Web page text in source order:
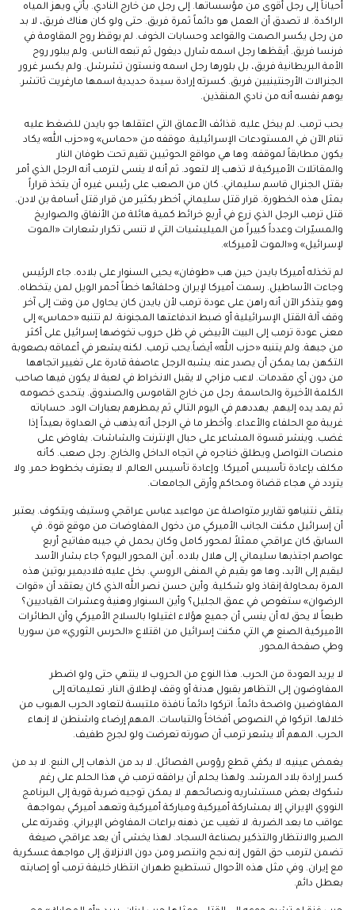
أحياناً إلى رجل أقوى من مؤسساتها. إلى رجل من خارج النادي. يأتي ويهز المياه
الراكدة. لا تصدق أن العمل هو دائماً ثمرة فريق. حتى ولو كان هناك فريق، لا بد
من رجل يكسر الصمت والقواعد وحسابات الخوف. لم يوقظ روح المقاومة في
فرنسا فريق. أيقظها رجل اسمه شارل ديغول ثم تبعه الناس. ولم يبلور روح
الأمة البريطانية فريق، بل بلورها رجل اسمه ونستون تشرشل. ولم يكسر غرور
الجنرالات الأرجنتينيين فريق. كسرته إرادة سيدة حديدية اسمها مارغريت ثاتشر.
يوهم نفسه أنه من نادي المنقذين.
يحب ترمب. لم يبخل عليه. قذائف الأعماق التي اعتقلها جو بايدن للضغط عليه
تنام الآن في المستودعات الإسرائيلية. موقفه من «حماس» و«حزب الله» يكاد
يكون مطابقاً لموقفه. وها هي مواقع الحوثيين تقيم تحت طوفان النار
والمقاتلات الأميركية لا تذهب إلا لتعود. ثم أنه لا ينسى لترمب أنه الرجل الذي أمر
بقتل الجنرال قاسم سليماني. كان من الصعب على رئيس غيره أن يتخذ قراراً
بمثل هذه الخطورة. قرار قتل سليماني أخطر بكثير من قرار قتل أسامة بن لادن.
قتل ترمب الرجل الذي زرع في أربع خرائط كمية هائلة من الأنفاق والصواريخ
والمسيّرات وعدداً كبيراً من الميليشيات التي لا تنسى تكرار شعارات «الموت
لإسرائيل» و«الموت لأميركا».
لم تخذله أميركا بايدن حين هب «طوفان» يحيى السنوار على بلاده. جاء الرئيس
وجاءت الأساطيل. رسمت أميركا لإيران وحلفائها خطاً أحمر الويل لمن يتخطاه.
وهو يتذكر الآن أنه راهن على عودة ترمب لأن بايدن كان يحاول من وقت إلى آخر
وقف آلة القتل الإسرائيلية أو ضبط اندفاعتها المجنونة. لم تتنبه «حماس» إلى
معنى عودة ترمب إلى البيت الأبيض في ظل حروب تخوضها إسرائيل على أكثر
من جبهة. ولم يتنبه «حزب الله» أيضاً.يحب ترمب. لكنه يشعر في أعماقه بصعوبة
التكهن بما يمكن أن يصدر عنه. يشبه الرجل عاصفة قادرة على تغيير اتجاهها
من دون أي مقدمات. لاعب مزاجي لا يقبل الانخراط في لعبة لا يكون فيها صاحب
الكلمة الأخيرة والحاسمة. رجل من خارج القاموس والصندوق. يتحدى خصومه
ثم يمد يده إليهم. يهددهم في اليوم التالي ثم يمطرهم بعبارات الود. حساباته
غريبة مع الحلفاء والأعداء. وأخطر ما في الرجل أنه يذهب في العداوة بعيداً إذا
غضب. وينشر قسوة المشاعر على حبال الإنترنت والشاشات. يفاوض على
منصات التواصل ويطلق خناجره في اتجاه الداخل والخارج. رجل صعب. كأنه
مكلف بإعادة تأسيس أميركا. وإعادة تأسيس العالم. لا يعترف بخطوط حمر. ولا
يتردد في هجاء قضاة ومحاكم وأرقى الجامعات.
يتلقى نتنياهو تقارير متواصلة عن مواعيد عباس عراقجي وستيف ويتكوف. يعتبر
أن إسرائيل مكنت الجانب الأميركي من دخول المفاوضات من موقع قوة. في
السابق كان عراقجي ممثلاً لمحور كامل وكان يحمل في جيبه مفاتيح أربع
عواصم اجتذبها سليماني إلى هلال بلاده. أين المحور اليوم؟ جاء بشار الأسد
ليقيم إلى الأبد، وها هو يقيم في المنفى الروسي. بخل عليه فلاديمير بوتين هذه
المرة بمحاولة إنقاذ ولو شكلية. وأين حسن نصر الله الذي كان يعتقد أن «قوات
الرضوان» ستغوص في عمق الجليل؟ وأين السنوار وهنية وعشرات القياديين؟
طبعاً لا يحق له أن ينسى أن جميع هؤلاء اغتيلوا بالسلاح الأميركي وأن الطائرات
الأميركية الصنع هي التي مكنت إسرائيل من اقتلاع «الحرس الثوري» من سوريا
وطي صفحة المحور.
لا يريد العودة من الحرب. هذا النوع من الحروب لا ينتهي حتى ولو اضطر
المفاوضون إلى التظاهر بقبول هدنة أو وقف لإطلاق النار. تعليماته إلى
المفاوضين واضحة دائماً. اتركوا دائماً نافذة ملتبسة لتعاود الحرب الهبوب من
خلالها. اتركوا في النصوص أفخاخاً والتباسات. المهم إرضاء واشنطن لا إنهاء
الحرب. المهم ألا يشعر ترمب أن صورته تعرضت ولو لجرح طفيف.
يغمض عينيه. لا يكفي قطع رؤوس الفصائل. لا بد من الذهاب إلى النبع. لا بد من
كسر إرادة بلاد المرشد. ولهذا يحلم أن يرافقه ترمب في هذا الحلم على رغم
شكوك بعض مستشاريه ونصائحهم. لا يمكن توجيه ضربة قوية إلى البرنامج
النووي الإيراني إلا بمشاركة أميركية ومباركة أميركية وتعهد أميركي بمواجهة
عواقب ما بعد الضربة. لا تغيب عن ذهنه براعات المفاوض الإيراني. وقدرته على
الصبر والانتظار والتذكير بصناعة السجاد. لهذا يخشى أن يعد عراقجي صيغة
تضمن لترمب حق القول إنه نجح وانتصر ومن دون الانزلاق إلى مواجهة عسكرية
مع إيران. وفي مثل هذه الأحوال تستطيع طهران انتظار خليفة ترمب أو إصابته
بعطل دائم.